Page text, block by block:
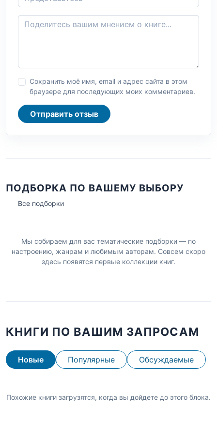
Сохранить моё имя, email и адрес сайта в этом
браузере для последующих моих комментариев.
Отправить отзыв
ПОДБОРКА ПО ВАШЕМУ ВЫБОРУ
Все подборки
Мы собираем для вас тематические подборки — по
настроению, жанрам и любимым авторам. Совсем скоро
здесь появятся первые коллекции книг.
КНИГИ ПО ВАШИМ ЗАПРОСАМ
Новые Популярные Обсуждаемые
Похожие книги загрузятся, когда вы дойдете до этого блока.